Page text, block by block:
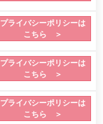
プライバシーポリシーは
こちら ＞
プライバシーポリシーは
こちら ＞
プライバシーポリシーは
こちら ＞